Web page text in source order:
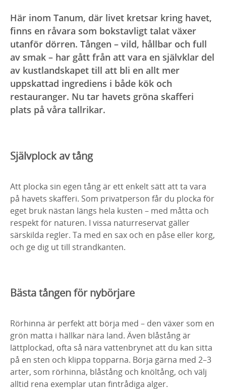
Här inom Tanum, där livet kretsar kring havet,
finns en råvara som bokstavligt talat växer
utanför dörren. Tången – vild, hållbar och full
av smak – har gått från att vara en självklar del
av kustlandskapet till att bli en allt mer
uppskattad ingrediens i både kök och
restauranger. Nu tar havets gröna skafferi
plats på våra tallrikar.
Självplock av tång
Att plocka sin egen tång är ett enkelt sätt att ta vara
på havets skafferi. Som privatperson får du plocka för
eget bruk nästan längs hela kusten – med måtta och
respekt för naturen. I vissa naturreservat gäller
särskilda regler. Ta med en sax och en påse eller korg,
och ge dig ut till strandkanten.
Bästa tången för nybörjare
Rörhinna är perfekt att börja med – den växer som en
grön matta i hällkar nära land. Även blåstång är
lättplockad, ofta så nära vattenbrynet att du kan sitta
på en sten och klippa topparna. Börja gärna med 2–3
arter, som rörhinna, blåstång och knöltång, och välj
alltid rena exemplar utan fintrådiga alger.